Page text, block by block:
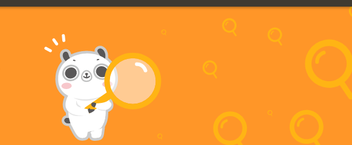
関連アイテムを見る
お届け納期と配送方法
オリジナルオーダー制作事例